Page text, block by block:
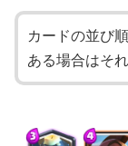
カードの並び
ある場合はそ